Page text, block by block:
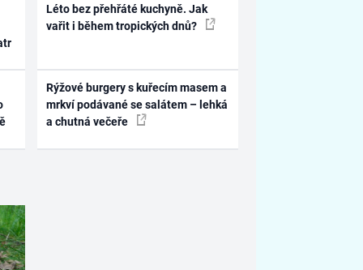
Léto bez přehřáté kuchyně. Jak
vařit i během tropických dnů?
Rýžové burgery s kuřecím masem a
mrkví podávané se salátem – lehká
a chutná večeře